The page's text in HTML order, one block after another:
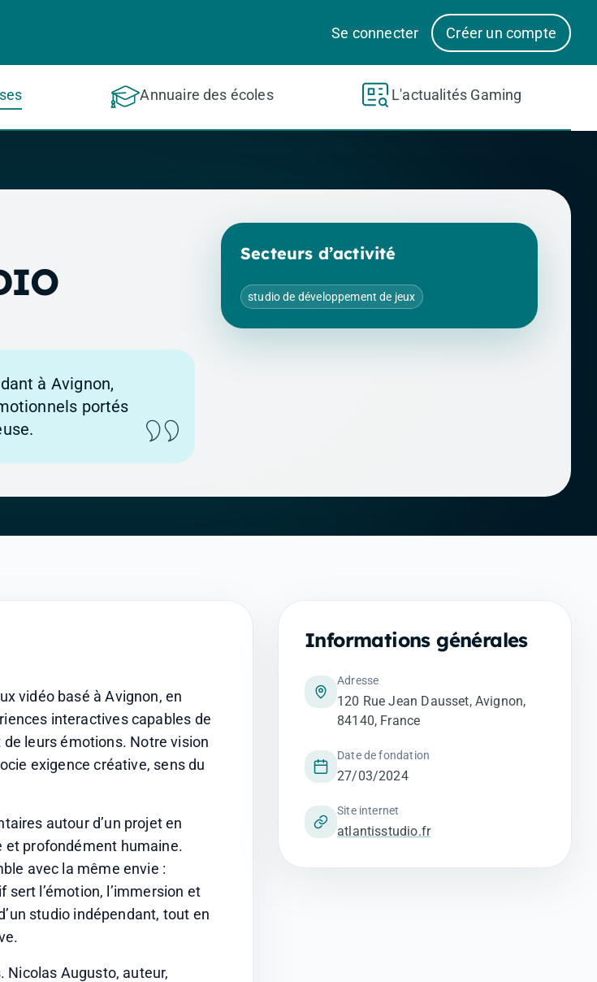
Se connecter
Créer un compte
Annuaire des écoles L'actualités Gaming
à Avignon,
portés
Secteurs d’activité
studio de développement de jeux
vidéo basé à Avignon, en
interactives capables de
leurs émotions. Notre vision
exigence créative, sens du
autour d’un projet en
et profondément humaine.
avec la même envie :
l’émotion, l’immersion et
studio indépendant, tout en
Nicolas Augusto, auteur,
Informations générales
Adresse
120 Rue Jean Dausset, Avignon,
84140, France
Date de fondation
27/03/2024
Site internet
atlantisstudio.fr